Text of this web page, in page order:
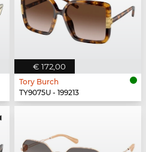
€ 172,00
Tory Burch
TY9075U - 199213